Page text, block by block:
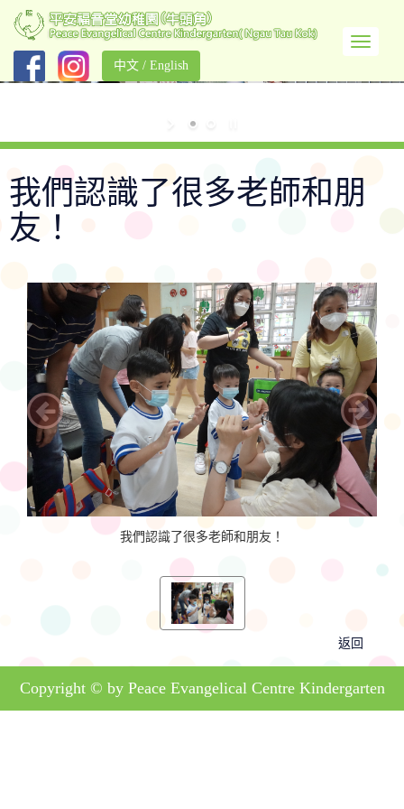
中文 / English
我們認識了很多老師和朋
友！
我們認識了很多老師和朋友！
返回
Copyright © by Peace Evangelical Centre Kindergarten